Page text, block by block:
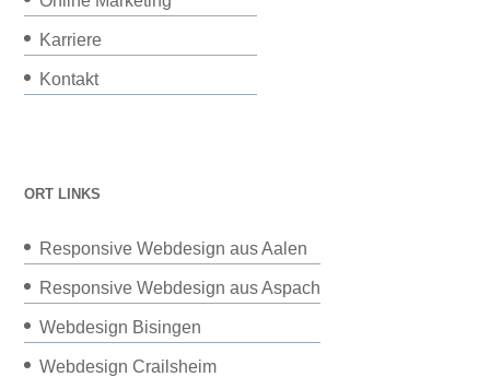
Karriere
Kontakt
ORT LINKS
Responsive Webdesign aus Aalen
Responsive Webdesign aus Aspach
Webdesign Bisingen
Webdesign Crailsheim